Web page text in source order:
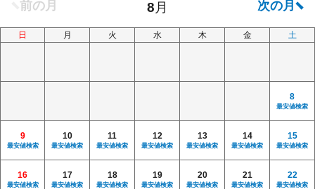
日 月 火 水 木 金 土
8
最安値検索
9
最安値検索
10
最安値検索
11
最安値検索
12
最安値検索
13
最安値検索
14
最安値検索
15
最安値検索
16
最安値検索
17
最安値検索
18
最安値検索
19
最安値検索
20
最安値検索
21
最安値検索
22
最安値検索